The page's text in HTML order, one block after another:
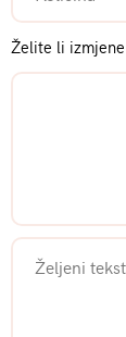
Želite li